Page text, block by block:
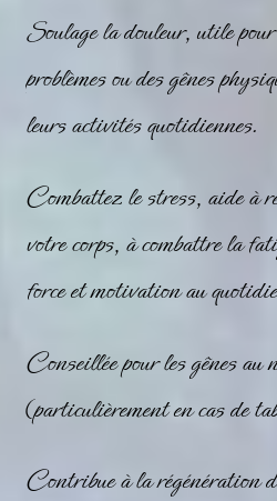
Soulage la douleur, utile
problèmes ou des gênes
leurs activités quotidiennes.
Combattez le stress, aide à
votre corps, à combattre la
force et motivation au
Conseillée pour les gênes au
(particulièrement en cas de
Contribue à la régénération